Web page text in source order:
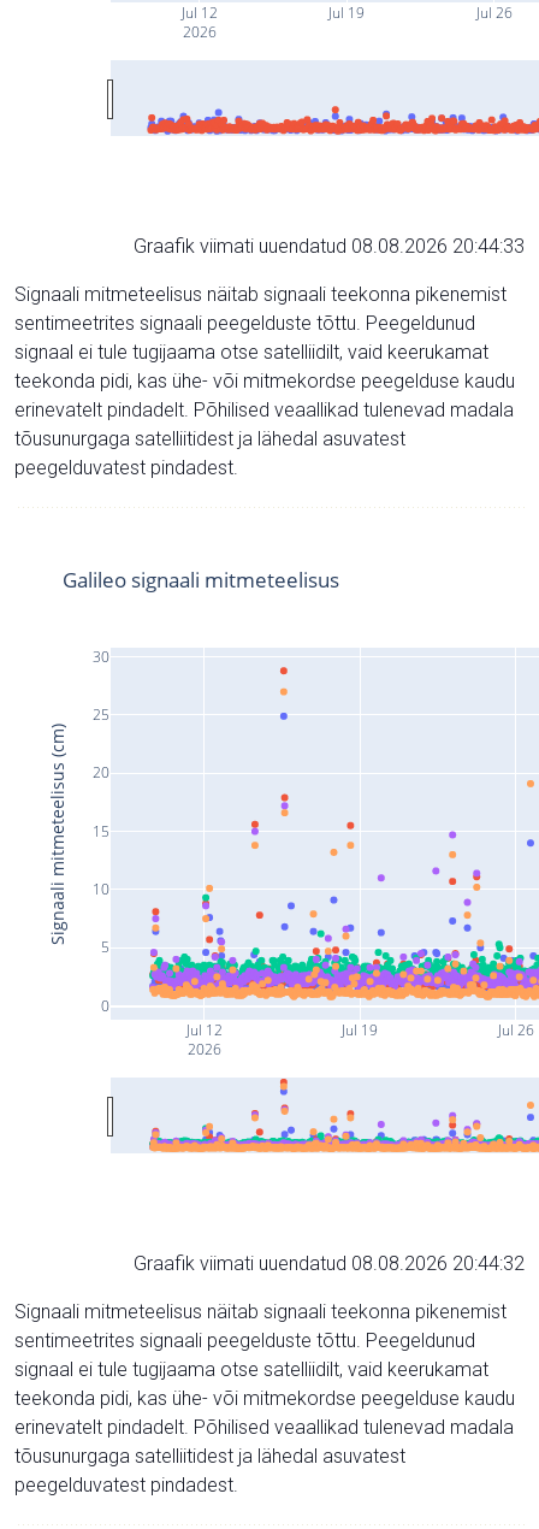
Jul 12
2026
Jul 19 Jul 26
Graafik viimati uuendatud 08.08.2026 20:44:33
Signaali mitmeteelisus näitab signaali teekonna pikenemist
sentimeetrites signaali peegelduste tõttu. Peegeldunud
signaal ei tule tugijaama otse satelliidilt, vaid keerukamat
teekonda pidi, kas ühe- või mitmekordse peegelduse kaudu
erinevatelt pindadelt. Põhilised veaallikad tulenevad madala
tõusunurgaga satelliitidest ja lähedal asuvatest
peegelduvatest pindadest.
Jul 12
2026
Jul 19 Jul 26
0
5
10
15
20
25
30
Galileo signaali mitmeteelisus
Signaali mitmeteelisus (cm)
Graafik viimati uuendatud 08.08.2026 20:44:32
Signaali mitmeteelisus näitab signaali teekonna pikenemist
sentimeetrites signaali peegelduste tõttu. Peegeldunud
signaal ei tule tugijaama otse satelliidilt, vaid keerukamat
teekonda pidi, kas ühe- või mitmekordse peegelduse kaudu
erinevatelt pindadelt. Põhilised veaallikad tulenevad madala
tõusunurgaga satelliitidest ja lähedal asuvatest
peegelduvatest pindadest.